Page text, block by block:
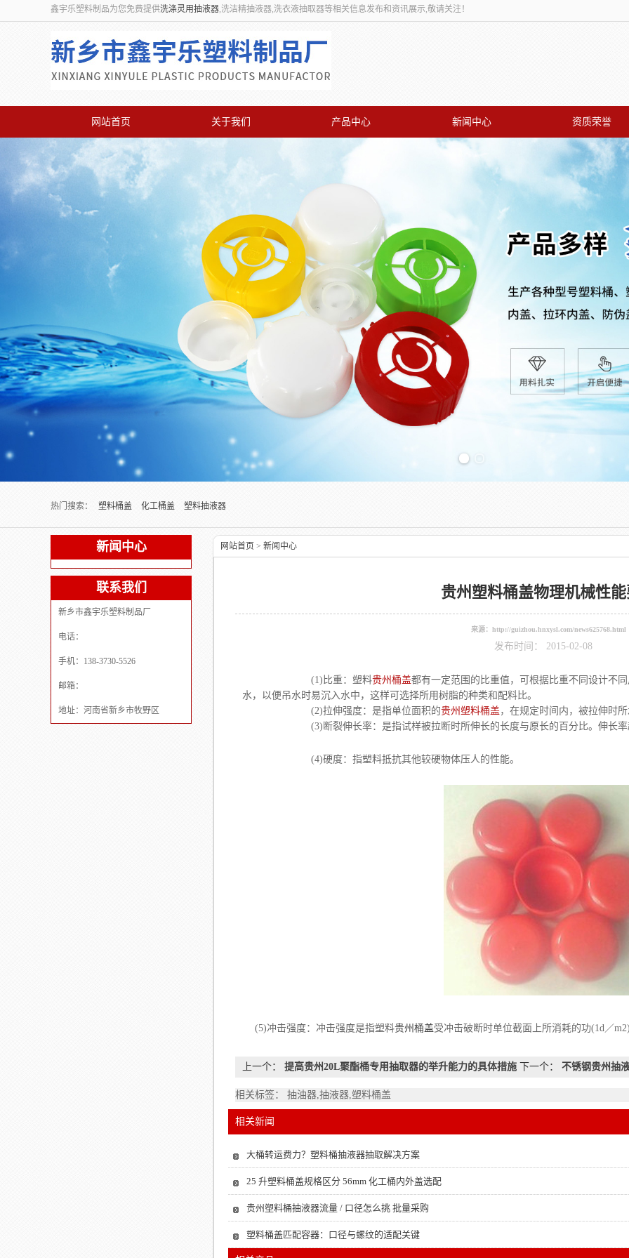
鑫宇乐塑料制品为您免费提供洗涤灵用抽液器,洗洁精抽液器,洗衣液抽取器等相关信息发布和资讯展示,敬请关注！
网站首页 关于我们 产品中心 新闻中心 资质荣誉
热门搜索：
塑料桶盖 化工桶盖 塑料抽液器
新闻中心
联系我们
新乡市鑫宇乐塑料制品厂
电话：
手机：138-3730-5526
邮箱：
地址：河南省新乡市牧野区
网站首页 > 新闻中心
贵州塑料桶盖物理机械性
来源： http://guizhou.hnxysl.com/news625768.html
发布时间： 2015-02-08
(1)比重：塑料贵州桶盖都有一定范围的比重值，可根据比重不同设计不
水，以便吊水时易沉入水中，这样可选择所用树脂的种类和配料比。
(2)拉伸强度：是指单位面积的贵州塑料桶盖 ，在规定时间内，被拉伸
(3)断裂伸长率：是指试样被拉断时所伸长的长度与原长的百分比。伸长率
(4)硬度：指塑料抵抗其他较硬物体压人的性能。
(5)冲击强度：冲击强度是指塑料贵州桶盖受冲击破断时单位截面上所消耗的功(1d／
上一个： 提高贵州20L聚酯桶专用抽取器的举升能力的具体措施 下一个： 不锈钢贵州抽
相关标签： 抽油器,抽液器,塑料桶盖
相关新闻
大桶转运费力？塑料桶抽液器抽取解决方案
25 升塑料桶盖规格区分 56mm 化工桶内外盖选配
贵州塑料桶抽液器流量 / 口径怎么挑 批量采购
塑料桶盖匹配容器：口径与螺纹的适配关键